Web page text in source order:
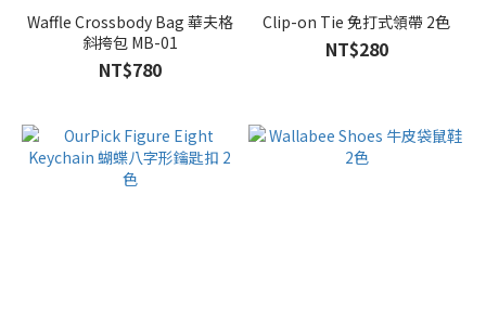
Waffle Crossbody Bag 華夫格
斜挎包 MB-01
NT$780
Clip-on Tie 免打式領帶 2色
NT$280